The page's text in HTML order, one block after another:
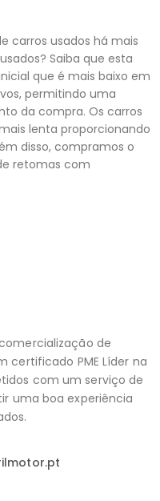
carros usados há mais
Saiba que esta
que é mais baixo em
permitindo uma
da compra. Os carros
lenta proporcionando
disso, compramos o
retomas com
de
certificado PME Líder na
com um serviço de
uma boa experiência